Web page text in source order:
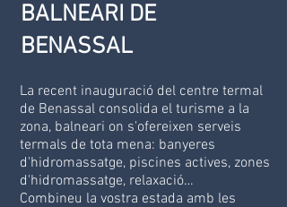
BALNEARI DE
BENASSAL
La recent inauguració del centre termal
de Benassal consolida el turisme a la
zona, balneari on s'ofereixen serveis
termals de tota mena: banyeres
d'hidromassatge, piscines actives, zones
d'hidromassatge, relaxació…
Combineu la vostra estada amb les